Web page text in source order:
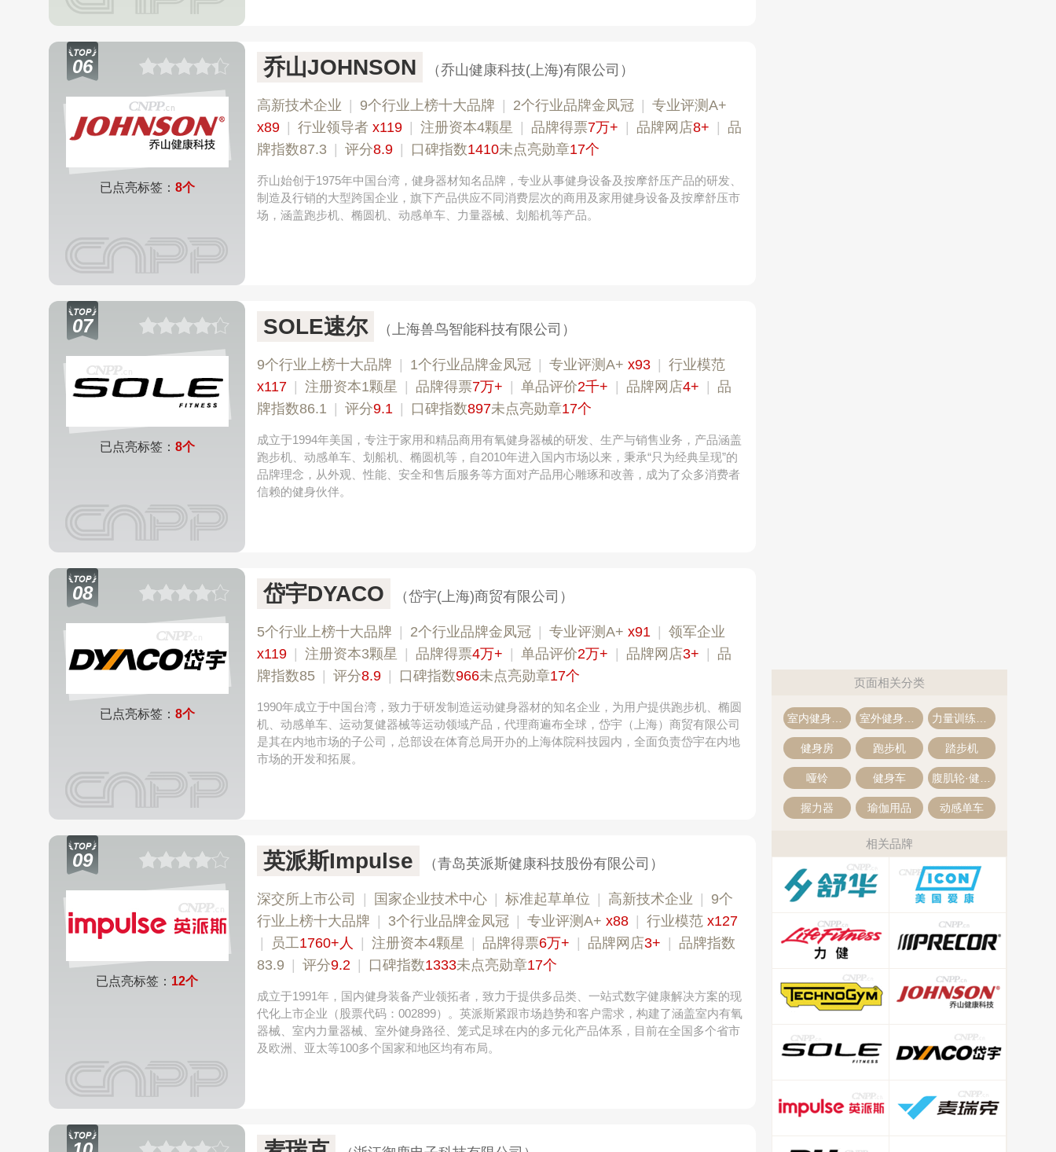
06
已点亮标签： 8个
乔山JOHNSON （乔山健康科技(上海)有限公司）
高新技术企业 9个行业上榜十大品牌 2个行业品牌金凤冠
专业评测A+
x89
行业领导者 x119 注册资本4颗星 品牌得票7万+ 品牌网店8+
品
牌指数87.3
评分8.9 口碑指数1410未点亮勋章17个
乔山始创于1975年中国台湾，健身器材知名品牌，专业从事健身设备及按摩舒压产品的研发、
制造及行销的大型跨国企业，旗下产品供应不同消费层次的商用及家用健身设备及按摩舒压市
场，涵盖跑步机、椭圆机、动感单车、力量器械、划船机等产品。
07
已点亮标签： 8个
SOLE速尔 （上海兽鸟智能科技有限公司）
9个行业上榜十大品牌 1个行业品牌金凤冠 专业评测A+ x93
行业模范
x117
注册资本1颗星 品牌得票7万+ 单品评价2千+ 品牌网店4+
品
牌指数86.1
评分9.1 口碑指数897未点亮勋章17个
成立于1994年美国，专注于家用和精品商用有氧健身器械的研发、生产与销售业务，产品涵盖
跑步机、动感单车、划船机、椭圆机等，自2010年进入国内市场以来，秉承“只为经典呈现”的
品牌理念，从外观、性能、安全和售后服务等方面对产品用心雕琢和改善，成为了众多消费者
信赖的健身伙伴。
08
已点亮标签： 8个
岱宇DYACO （岱宇(上海)商贸有限公司）
5个行业上榜十大品牌 2个行业品牌金凤冠 专业评测A+ x91
领军企业
x119
注册资本3颗星 品牌得票4万+ 单品评价2万+ 品牌网店3+
品
牌指数85
评分8.9 口碑指数966未点亮勋章17个
1990年成立于中国台湾，致力于研发制造运动健身器材的知名企业，为用户提供跑步机、椭圆
机、动感单车、运动复健器械等运动领域产品，代理商遍布全球，岱宇（上海）商贸有限公司
是其在内地市场的子公司，总部设在体育总局开办的上海体院科技园内，全面负责岱宇在内地
市场的开发和拓展。
09
已点亮标签： 12个
英派斯Impulse （青岛英派斯健康科技股份有限公司）
深交所上市公司 国家企业技术中心 标准起草单位 高新技术企业
9个
行业上榜十大品牌
3个行业品牌金凤冠 专业评测A+ x88 行业模范 x127
员工1760+人 注册资本4颗星 品牌得票6万+ 品牌网店3+
品牌指数
83.9
评分9.2 口碑指数1333未点亮勋章17个
成立于1991年，国内健身装备产业领拓者，致力于提供多品类、一站式数字健康解决方案的现
代化上市企业（股票代码：002899）。英派斯紧跟市场趋势和客户需求，构建了涵盖室内有氧
器械、室内力量器械、室外健身路径、笼式足球在内的多元化产品体系，目前在全国多个省市
及欧洲、亚太等100多个国家和地区均有布局。
页面相关分类
健身房 跑步机 踏步机
哑铃 健身车
握力器 瑜伽用品 动感单车
相关品牌